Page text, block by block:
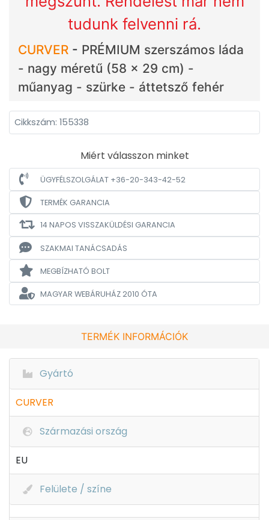
tudunk felvenni rá.
CURVER - PRÉMIUM szerszámos láda
- nagy méretű (58 x 29 cm) -
műanyag - szürke - áttetsző fehér
Cikkszám: 155338
Miért válasszon minket
ÜGYFÉLSZOLGÁLAT +36-20-343-42-52
TERMÉK GARANCIA
14 NAPOS VISSZAKÜLDÉSI GARANCIA
SZAKMAI TANÁCSADÁS
MEGBÍZHATÓ BOLT
MAGYAR WEBÁRUHÁZ2010 ÓTA
TERMÉK INFORMÁCIÓK
Gyártó
CURVER
Származási ország
EU
Felülete / színe